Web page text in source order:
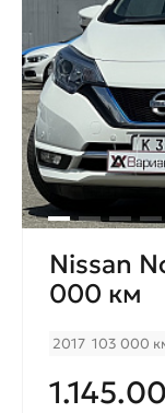
Nissan
000 км
2017 103 000